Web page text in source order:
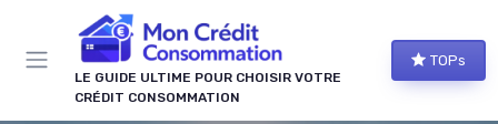
LE GUIDE ULTIME POUR CHOISIR VOTRE
CRÉDIT CONSOMMATION
TOPs
Panneau de gestion des cookies